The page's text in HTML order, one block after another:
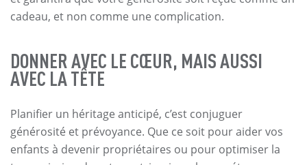
cadeau, et non comme une complication.
DONNER AVEC LE CŒUR, MAIS AUSSI
AVEC LA TÊTE
Planifier un héritage anticipé, c’est conjuguer
générosité et prévoyance. Que ce soit pour aider vos
enfants à devenir propriétaires ou pour optimiser la